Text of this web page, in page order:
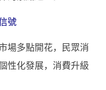
號
多點開花，民眾消
性化發展，消費升級